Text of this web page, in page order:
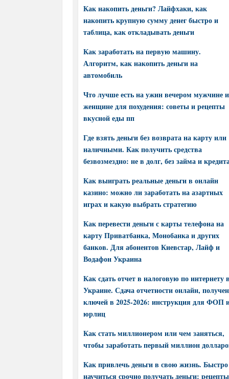
Как накопить деньги? Лайфхаки, как
накопить крупную сумму денег быстро и
таблица, как откладывать деньги
Как заработать на первую машину.
Алгоритм, как накопить деньги на
автомобиль
Что лучше есть на ужин вечером мужчине и
женщине для похудения: советы и рецепты
вкусной еды пп
Где взять деньги без возврата на карту или
наличными. Как получить средства
безвозмездно: не в долг, без займа и
Как выиграть реальные деньги в онлайн
казино: можно ли заработать на азартных
играх и какую выбрать стратегию
Как перевести деньги с карты телефона на
карту Приватбанка, Монобанка и других
банков. Для абонентов Киевстар, Лайф и
Водафон Украина
Как сдать отчет в налоговую по интернету в
Украине. Сдача отчетности онлайн,
ключей в 2025-2026: инструкция для ФОП
юрлиц
Как стать миллионером или чем заняться,
чтобы заработать первый миллион
Как привлечь деньги в свою жизнь. Быстро
научиться срочно получать деньги: